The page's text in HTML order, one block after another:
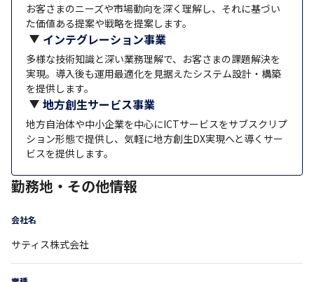
お客さまのニーズや市場動向を深く理解し、それに基づい
た価値ある提案や戦略を提案します。
インテグレーション事業
多様な技術知識と深い業務理解で、お客さまの課題解決を
実現。導入後も運用最適化を見据えたシステム設計・構築
を提供します。
地方創生サービス事業
地方自治体や中小企業を中心にICTサービスをサブスクリプ
ション形態で提供し、気軽に地方創生DX実現へと導くサー
ビスを提供します。
勤務地・その他情報
会社名
サティス株式会社